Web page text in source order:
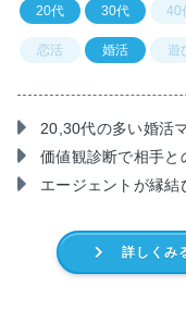
20,30代の多い婚活
価値観診断で相手と
エージェントが縁結
20代 30代 40
恋活 婚活 遊
詳しくみ